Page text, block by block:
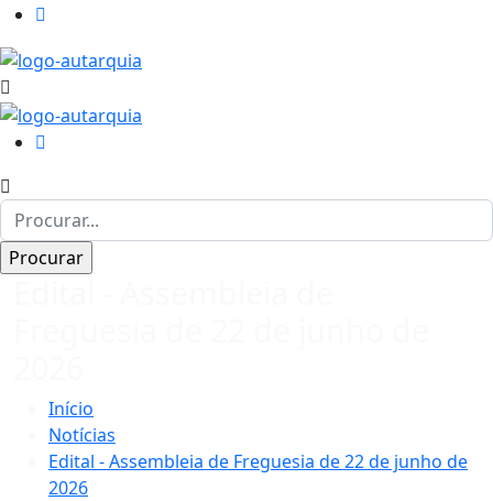
Início
Notícias
Edital - Assembleia de Freguesia de 22 de junho de
2026